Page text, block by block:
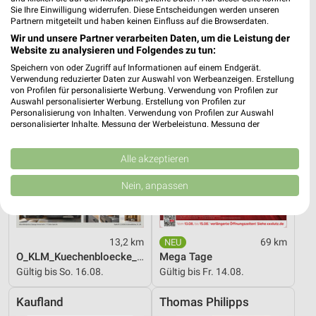
Zurbrüggen
13,2 km
O_KLM_Kuechenbloecke_01_26_ES
Gültig bis So. 16.08.
XXXLutz
69 km
Mega Tage
Gültig bis Fr. 14.08.
Kaufland Thomas Philipps
Sie Ihre Einwilligung widerrufen. Diese Entscheidungen werden unseren
Partnern mitgeteilt und haben keinen Einfluss auf die Browserdaten.
Wir und unsere Partner verarbeiten Daten, um die Leistung der
Website zu analysieren und Folgendes zu tun:
Speichern von oder Zugriff auf Informationen auf einem Endgerät.
Verwendung reduzierter Daten zur Auswahl von Werbeanzeigen. Erstellung
von Profilen für personalisierte Werbung. Verwendung von Profilen zur
Auswahl personalisierter Werbung. Erstellung von Profilen zur
Personalisierung von Inhalten. Verwendung von Profilen zur Auswahl
personalisierter Inhalte. Messung der Werbeleistung. Messung der
Kombinationen von Daten aus verschiedenen Quellen. Entwicklung und
Verbesserung der Angebote. Verwendung reduzierter Daten zur Auswahl
von Inhalten.
Daten können außerhalb der Europäischen Union weitergegeben und in die
USA gesendet werden.
Website/App.
Partnerliste anzeigen (1 IAB-Anbieter)
Wir nutzen Ihre Daten für folgende Zwecke:
IAB-Verarbeitungszwecke:
auf einem Endgerät
Alle akzeptieren
Nein, anpassen